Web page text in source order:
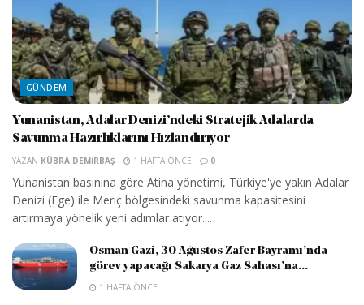
GÜNDEM
Yunanistan, Adalar Denizi’ndeki Stratejik Adalarda
Savunma Hazırlıklarını Hızlandırıyor
YAZAN KÜBRA DEMIRBAŞ 1 HAFTA ÖNCE 0
Yunanistan basınına göre Atina yönetimi, Türkiye'ye yakın Adalar
Denizi (Ege) ile Meriç bölgesindeki savunma kapasitesini
artırmaya yönelik yeni adımlar atıyor....
Osman Gazi, 30 Ağustos Zafer Bayramı’nda
görev yapacağı Sakarya Gaz Sahası’na...
1 HAFTA ÖNCE